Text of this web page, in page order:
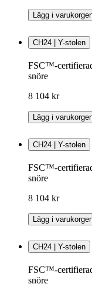
Lägg i
CH24 | Y-stolen
FSC™-
snöre
8 104 kr
Lägg i
CH24 | Y-stolen
FSC™-
snöre
8 104 kr
Lägg i
CH24 | Y-stolen
FSC™-
snöre